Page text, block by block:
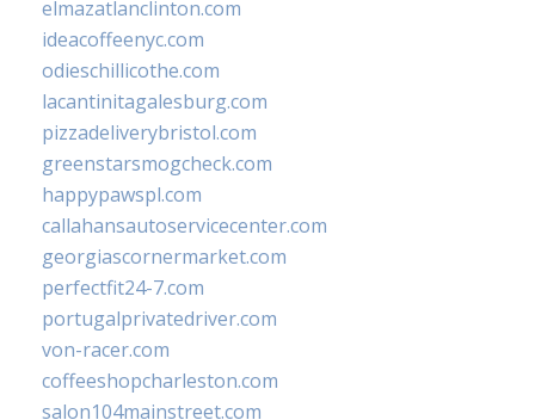
elmazatlanclinton.com
ideacoffeenyc.com
odieschillicothe.com
lacantinitagalesburg.com
pizzadeliverybristol.com
greenstarsmogcheck.com
happypawspl.com
callahansautoservicecenter.com
georgiascornermarket.com
perfectfit24-7.com
portugalprivatedriver.com
von-racer.com
coffeeshopcharleston.com
salon104mainstreet.com